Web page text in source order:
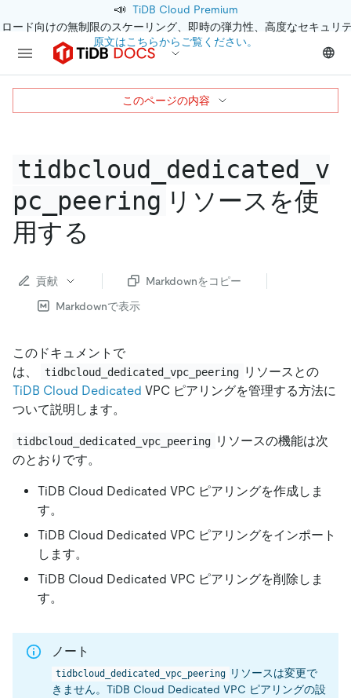
📣 TiDB Cloud Premium
ード向けの無制限のスケーリング、即時の弾力性、高度なセキュリ
原文はこちらからご覧ください。
tidbcloud_dedicated_v
pc_peering リソースを使
用する
貢献
Markdownをコピー
Markdownで表示
このドキュメントで
は、
tidbcloud_dedicated_vpc_peering リソースとの
TiDB Cloud Dedicated VPC ピアリングを管理する方法に
ついて説明します。
tidbcloud_dedicated_vpc_peering リソースの機能は次
のとおりです。
TiDB Cloud Dedicated VPC ピアリングを作成しま
す。
TiDB Cloud Dedicated VPC ピアリングをインポート
します。
TiDB Cloud Dedicated VPC ピアリングを削除しま
す。
ノート
tidbcloud_dedicated_vpc_peering リソースは変更で
きません。TiDB Cloud Dedicated VPC ピアリングの設
このページの内容